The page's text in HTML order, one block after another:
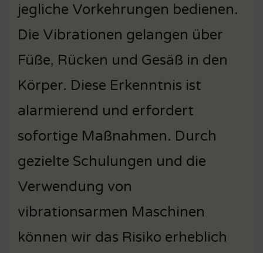
jegliche Vorkehrungen bedienen.
Die Vibrationen gelangen über
Füße, Rücken und Gesäß in den
Körper. Diese Erkenntnis ist
alarmierend und erfordert
sofortige Maßnahmen. Durch
gezielte Schulungen und die
Verwendung von
vibrationsarmen Maschinen
können wir das Risiko erheblich